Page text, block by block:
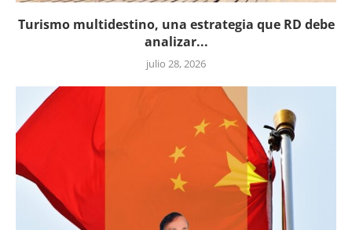
Turismo multidestino, una estrategia que RD debe
analizar...
julio 28, 2026